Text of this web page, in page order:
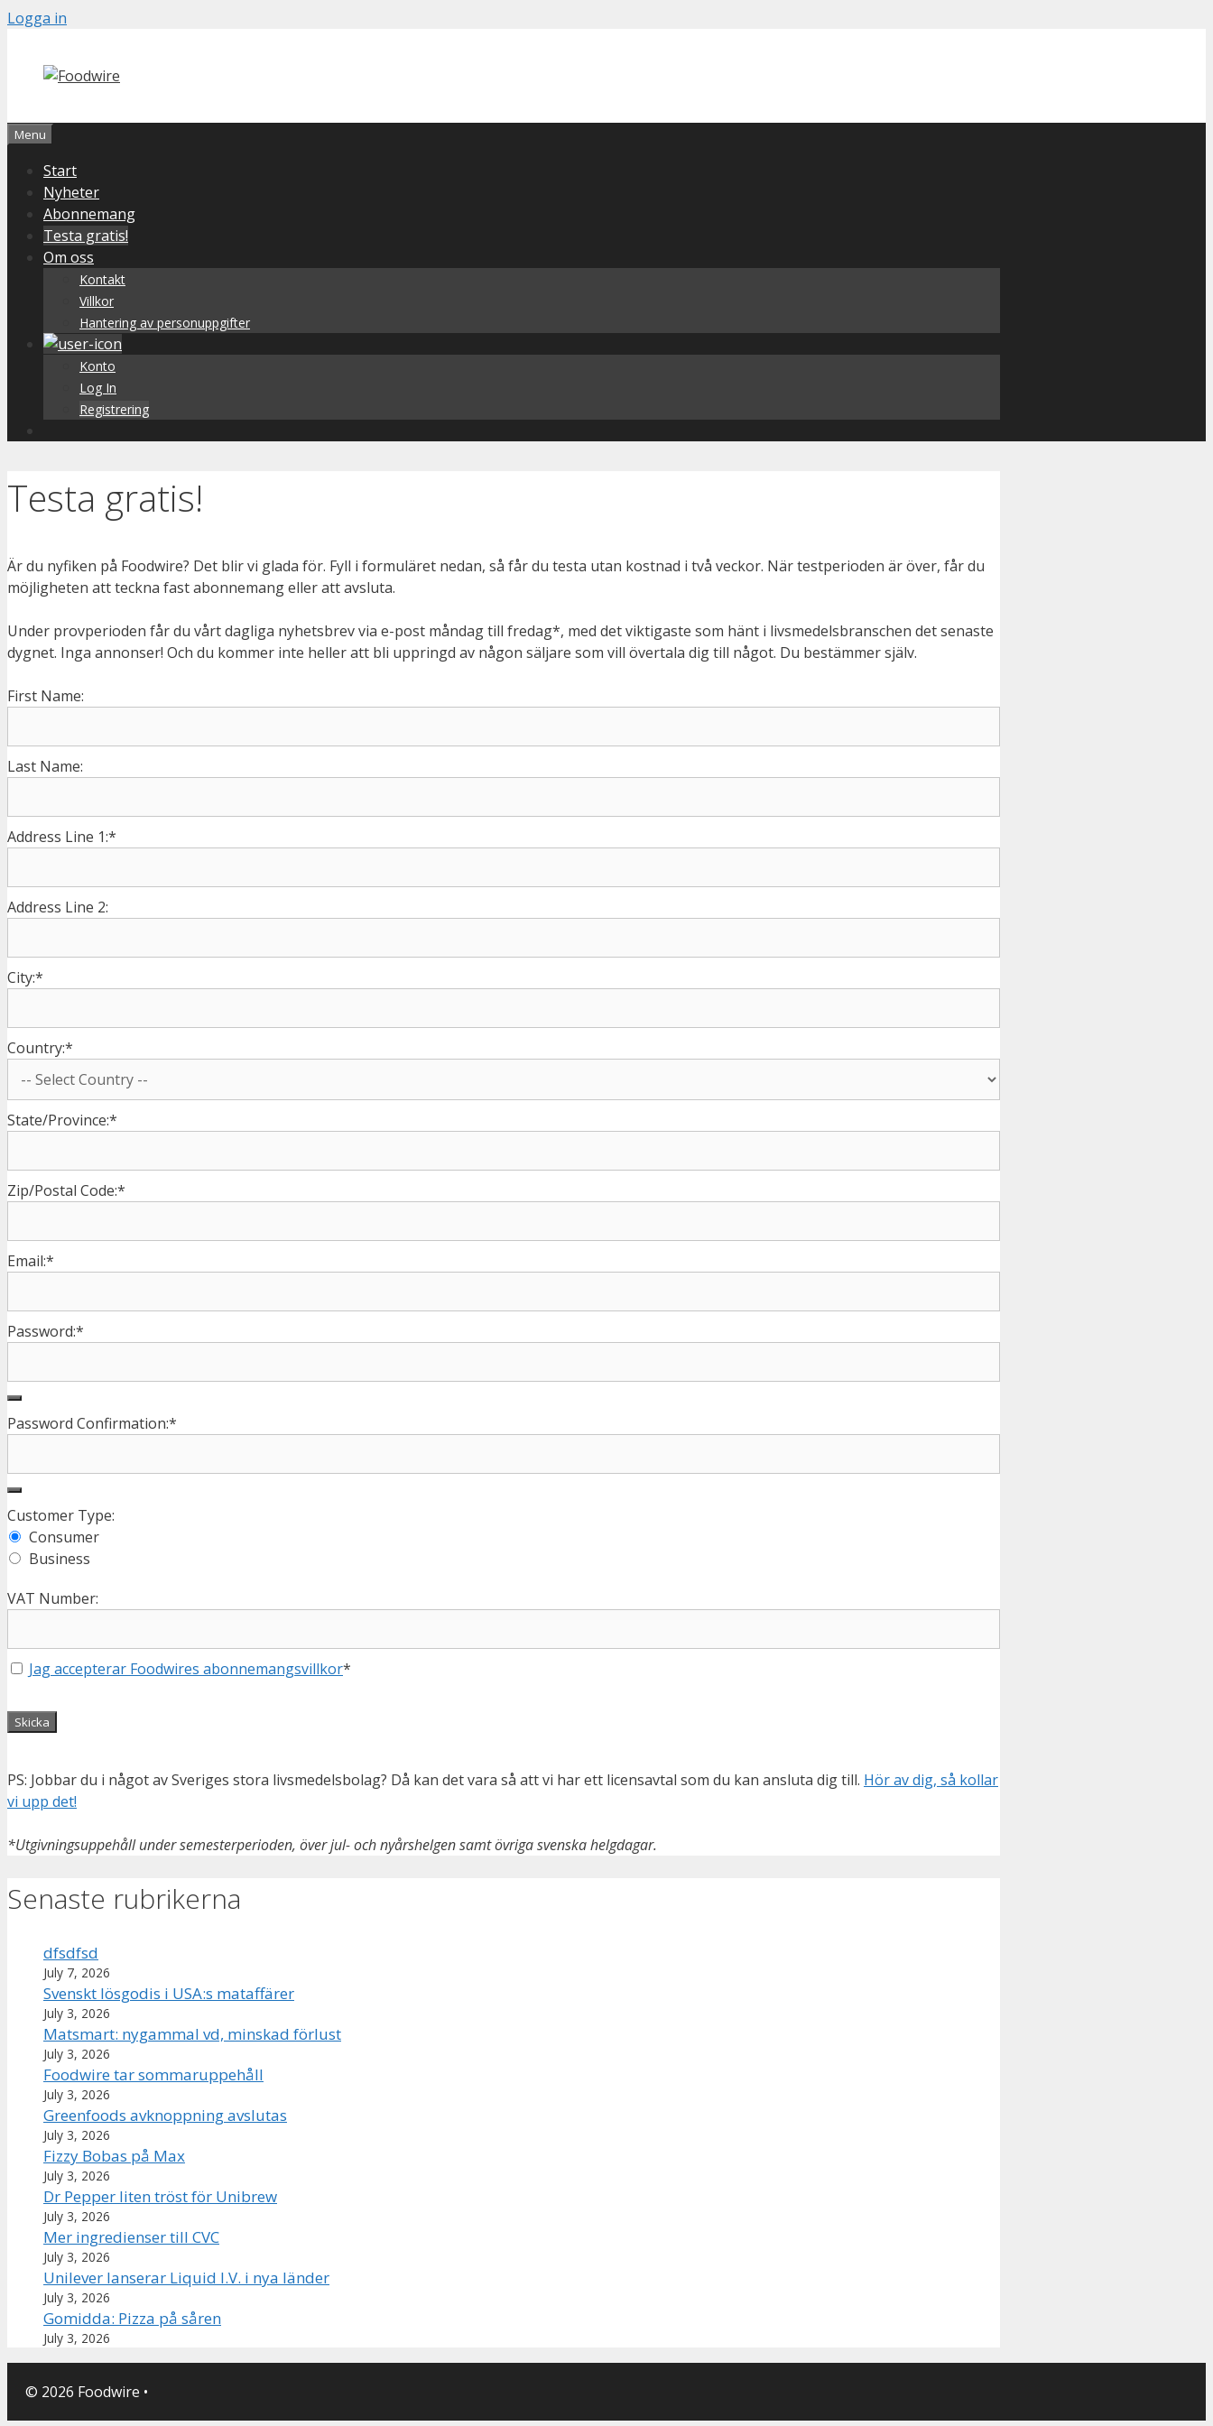
Skip
content
Logga in
Menu
Start
Nyheter
Abonnemang
Testa gratis!
Om oss
Kontakt
Villkor
Hantering av personuppgifter
Konto
Log In
Registrering
Testa gratis!
Är du nyfiken på Foodwire? Det blir vi glada för. Fyll i formuläret nedan, så får du testa utan kostnad i två veckor. När testperioden är över, får du
möjligheten att teckna fast abonnemang eller att avsluta.
Under provperioden får du vårt dagliga nyhetsbrev via e-post måndag till fredag*, med det viktigaste som hänt i livsmedelsbranschen det senaste
dygnet. Inga annonser! Och du kommer inte heller att bli uppringd av någon säljare som vill övertala dig till något. Du bestämmer själv.
First Name:
Last Name:
Address Line 1:*
Address Line 2:
City:*
Country:*
State/Province:*
Zip/Postal Code:*
Email:*
Password:*
Password Confirmation:*
Customer Type:
Consumer
Business
VAT Number:
Jag accepterar Foodwires abonnemangsvillkor*
No val
PS: Jobbar du i något av Sveriges stora livsmedelsbolag? Då kan det vara så att vi har ett licensavtal som du kan ansluta dig till. Hör av dig, så kollar
vi upp det!
*Utgivningsuppehåll under semesterperioden, över jul- och nyårshelgen samt övriga svenska helgdagar.
Senaste rubrikerna
dfsdfsd
July 7, 2026
Svenskt lösgodis i USA:s mataffärer
July 3, 2026
Matsmart: nygammal vd, minskad förlust
July 3, 2026
Foodwire tar sommaruppehåll
July 3, 2026
Greenfoods avknoppning avslutas
July 3, 2026
Fizzy Bobas på Max
July 3, 2026
Dr Pepper liten tröst för Unibrew
July 3, 2026
Mer ingredienser till CVC
July 3, 2026
Unilever lanserar Liquid I.V. i nya länder
July 3, 2026
Gomidda: Pizza på såren
July 3, 2026
© 2026 Foodwire •